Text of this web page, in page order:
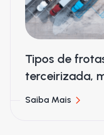
Tipos de
terceirizada,
Saiba Mais